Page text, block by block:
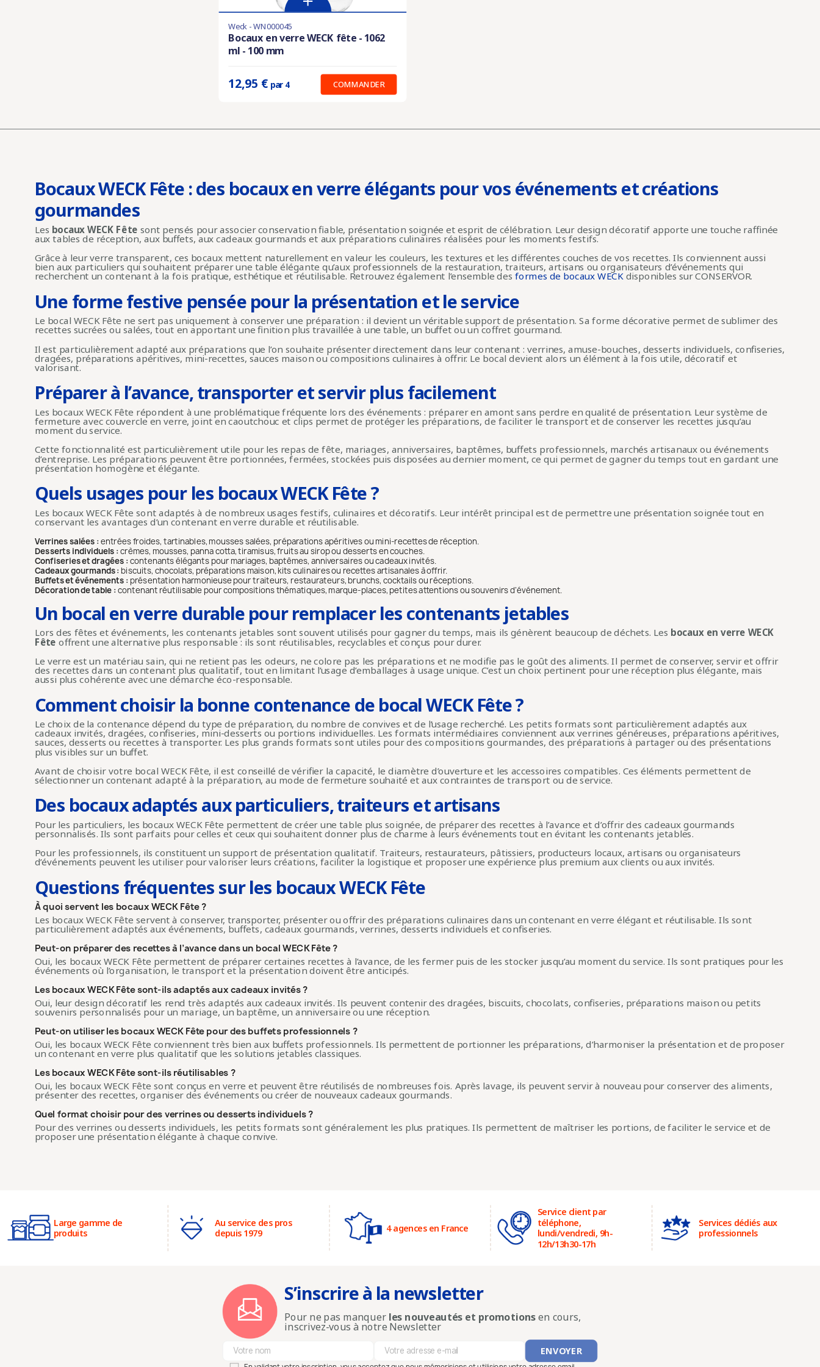
Derniers articles en stock
Prix unitaire :3.238 €
Weck - WN000045
Bocaux en verre WECK fête - 1062
ml - 100 mm
12,95 € par 4 COMMANDER
Bocaux WECK Fête : des bocaux en verre élégants pour vos événements et créations
gourmandes
Les bocaux WECK Fête sont pensés pour associer conservation fiable, présentation soignée et esprit de célébration. Leur design décoratif apporte une touche raffinée
aux tables de réception, aux buffets, aux cadeaux gourmands et aux préparations culinaires réalisées pour les moments festifs.
Grâce à leur verre transparent, ces bocaux mettent naturellement en valeur les couleurs, les textures et les différentes couches de vos recettes. Ils conviennent aussi
bien aux particuliers qui souhaitent préparer une table élégante qu’aux professionnels de la restauration, traiteurs, artisans ou organisateurs d’événements qui
recherchent un contenant à la fois pratique, esthétique et réutilisable. Retrouvez également l’ensemble desformes de bocaux WECKdisponibles sur CONSERVOR.
Une forme festive pensée pour la présentation et le service
Le bocal WECK Fête ne sert pas uniquement à conserver une préparation : il devient un véritable support de présentation. Sa forme décorative permet de sublimer des
recettes sucrées ou salées, tout en apportant une finition plus travaillée à une table, un buffet ou un coffret gourmand.
Il est particulièrement adapté aux préparations que l’on souhaite présenter directement dans leur contenant : verrines, amuse-bouches, desserts individuels, confiseries,
dragées, préparations apéritives, mini-recettes, sauces maison ou compositions culinaires à offrir. Le bocal devient alors un élément à la fois utile, décoratif et
valorisant.
Préparer à l’avance, transporter et servir plus facilement
Les bocaux WECK Fête répondent à une problématique fréquente lors des événements : préparer en amont sans perdre en qualité de présentation. Leur système de
fermeture avec couvercle en verre, joint en caoutchouc et clips permet de protéger les préparations, de faciliter le transport et de conserver les recettes jusqu’au
moment du service.
Cette fonctionnalité est particulièrement utile pour les repas de fête, mariages, anniversaires, baptêmes, buffets professionnels, marchés artisanaux ou événements
d’entreprise. Les préparations peuvent être portionnées, fermées, stockées puis disposées au dernier moment, ce qui permet de gagner du temps tout en gardant une
présentation homogène et élégante.
Quels usages pour les bocaux WECK Fête ?
Les bocaux WECK Fête sont adaptés à de nombreux usages festifs, culinaires et décoratifs. Leur intérêt principal est de permettre une présentation soignée tout en
conservant les avantages d’un contenant en verre durable et réutilisable.
Verrines salées :entrées froides, tartinables, mousses salées, préparations apéritives ou mini-recettes de réception.
Desserts individuels :crèmes, mousses, panna cotta, tiramisus, fruits au sirop ou desserts en couches.
Confiseries et dragées :contenants élégants pour mariages, baptêmes, anniversaires ou cadeaux invités.
Cadeaux gourmands : biscuits, chocolats, préparations maison, kits culinaires ou recettes artisanales à offrir.
Buffets et événements : présentation harmonieuse pour traiteurs, restaurateurs, brunchs, cocktails ou réceptions.
Décoration de table :contenant réutilisable pour compositions thématiques, marque-places, petites attentions ou souvenirs d’événement.
Un bocal en verre durable pour remplacer les contenants jetables
Lors des fêtes et événements, les contenants jetables sont souvent utilisés pour gagner du temps, mais ils génèrent beaucoup de déchets. Les bocaux en verre WECK
Fête offrent une alternative plus responsable : ils sont réutilisables, recyclables et conçus pour durer.
Le verre est un matériau sain, qui ne retient pas les odeurs, ne colore pas les préparations et ne modifie pas le goût des aliments. Il permet de conserver, servir et offrir
des recettes dans un contenant plus qualitatif, tout en limitant l’usage d’emballages à usage unique. C’est un choix pertinent pour une réception plus élégante, mais
aussi plus cohérente avec une démarche éco-responsable.
Comment choisir la bonne contenance de bocal WECK Fête ?
Le choix de la contenance dépend du type de préparation, du nombre de convives et de l’usage recherché. Les petits formats sont particulièrement adaptés aux
cadeaux invités, dragées, confiseries, mini-desserts ou portions individuelles. Les formats intermédiaires conviennent aux verrines généreuses, préparations apéritives,
sauces, desserts ou recettes à transporter. Les plus grands formats sont utiles pour des compositions gourmandes, des préparations à partager ou des présentations
plus visibles sur un buffet.
Avant de choisir votre bocal WECK Fête, il est conseillé de vérifier la capacité, le diamètre d’ouverture et les accessoires compatibles. Ces éléments permettent de
sélectionner un contenant adapté à la préparation, au mode de fermeture souhaité et aux contraintes de transport ou de service.
Des bocaux adaptés aux particuliers, traiteurs et artisans
Pour les particuliers, les bocaux WECK Fête permettent de créer une table plus soignée, de préparer des recettes à l’avance et d’offrir des cadeaux gourmands
personnalisés. Ils sont parfaits pour celles et ceux qui souhaitent donner plus de charme à leurs événements tout en évitant les contenants jetables.
Pour les professionnels, ils constituent un support de présentation qualitatif. Traiteurs, restaurateurs, pâtissiers, producteurs locaux, artisans ou organisateurs
d’événements peuvent les utiliser pour valoriser leurs créations, faciliter la logistique et proposer une expérience plus premium aux clients ou aux invités.
Questions fréquentes sur les bocaux WECK Fête
À quoi servent les bocaux WECK Fête ?
Les bocaux WECK Fête servent à conserver, transporter, présenter ou offrir des préparations culinaires dans un contenant en verre élégant et réutilisable. Ils sont
particulièrement adaptés aux événements, buffets, cadeaux gourmands, verrines, desserts individuels et confiseries.
Peut-on préparer des recettes à l’avance dans un bocal WECK Fête ?
Oui, les bocaux WECK Fête permettent de préparer certaines recettes à l’avance, de les fermer puis de les stocker jusqu’au moment du service. Ils sont pratiques pour les
événements où l’organisation, le transport et la présentation doivent être anticipés.
Les bocaux WECK Fête sont-ils adaptés aux cadeaux invités ?
Oui, leur design décoratif les rend très adaptés aux cadeaux invités. Ils peuvent contenir des dragées, biscuits, chocolats, confiseries, préparations maison ou petits
souvenirs personnalisés pour un mariage, un baptême, un anniversaire ou une réception.
Peut-on utiliser les bocaux WECK Fête pour des buffets professionnels ?
Oui, les bocaux WECK Fête conviennent très bien aux buffets professionnels. Ils permettent de portionner les préparations, d’harmoniser la présentation et de proposer
un contenant en verre plus qualitatif que les solutions jetables classiques.
Les bocaux WECK Fête sont-ils réutilisables ?
Oui, les bocaux WECK Fête sont conçus en verre et peuvent être réutilisés de nombreuses fois. Après lavage, ils peuvent servir à nouveau pour conserver des aliments,
présenter des recettes, organiser des événements ou créer de nouveaux cadeaux gourmands.
Quel format choisir pour des verrines ou desserts individuels ?
Pour des verrines ou desserts individuels, les petits formats sont généralement les plus pratiques. Ils permettent de maîtriser les portions, de faciliter le service et de
proposer une présentation élégante à chaque convive.
Large gamme de
produits
Au service des pros
depuis 1979
4 agences en France
Service client par
téléphone,
lundi/vendredi, 9h-
12h/13h30-17h
Services dédiés aux
professionnels
S’inscrire à la newsletter
Pour ne pas manquer les nouveautés et promotionsen cours,
inscrivez-vous à notre Newsletter